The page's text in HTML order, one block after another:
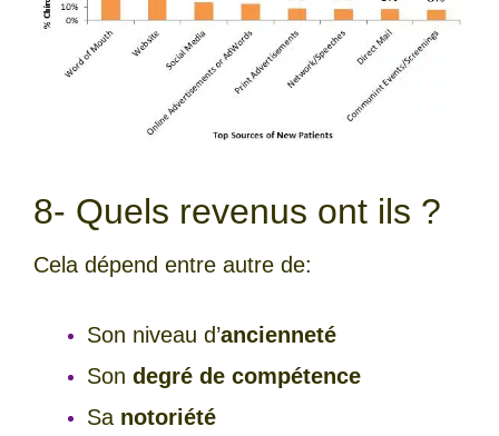
8- Quels revenus ont ils ?
Cela dépend entre autre de:
Son niveau d’ancienneté
Son degré de compétence
Sa notoriété